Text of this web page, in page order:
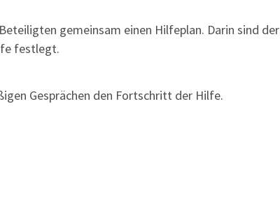
gemeinsam einen Hilfeplan. Darin sind der
festlegt.
Gesprächen den Fortschritt der Hilfe.